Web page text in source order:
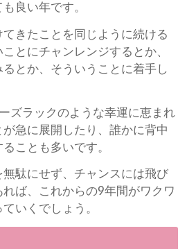
良い年です。
きたことを同じように続ける
とにチャンレンジするとか、
とか、そういうことに着手し
ズラックのような幸運に恵まれ
急に展開したり、誰かに背中
ことも多いです。
駄にせず、チャンスには飛び
ば、これからの9年間がワクワ
いくでしょう。